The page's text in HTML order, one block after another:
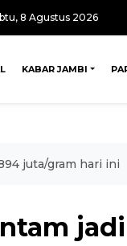
8 Agustus 2026
KABAR JAMBI
juta/gram hari ini
jadi